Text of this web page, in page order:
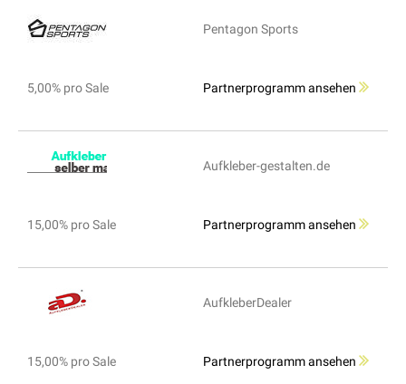
Pentagon Sports
5,00% pro Sale Partnerprogramm ansehen
Aufkleber-gestalten.de
15,00% pro Sale Partnerprogramm ansehen
AufkleberDealer
15,00% pro Sale Partnerprogramm ansehen